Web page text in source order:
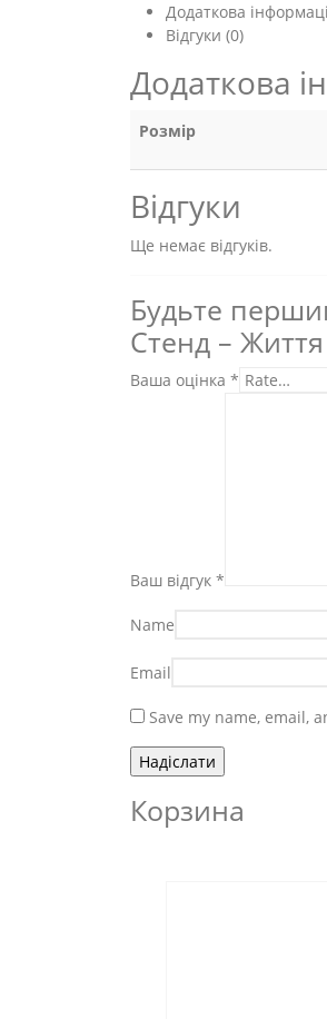
Додаткова
Відгуки (0)
Додаткова
Розмір
Відгуки
Ще немає відгуків.
Будьте
Стенд –
Ваша оцінка *
Ваш відгук *
Name
Email
Save my name, email,
Корзина